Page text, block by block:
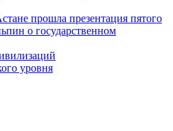
прошла презентация пятого
о государственном
уровня